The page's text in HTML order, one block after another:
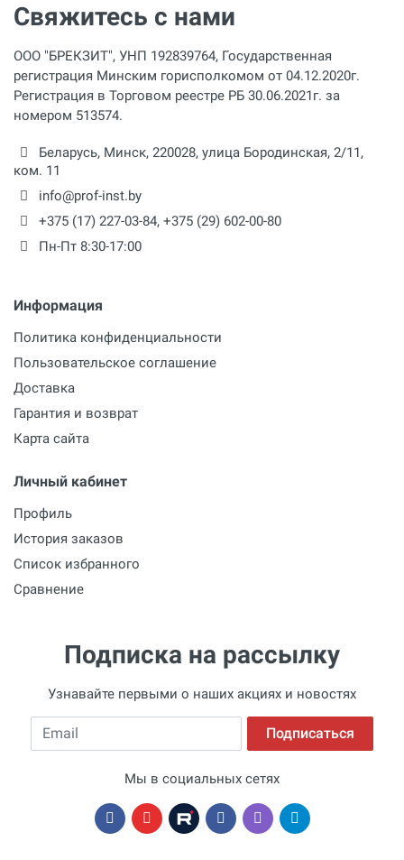
Максимальная температура
Объём
24 л
15 м
Резьбовое соединение
дюйм
Соединение
Длина шланга
м
Наличие колес
Размеры
Комплектация
Свяжитесь с нами
ООО "БРЕКЗИТ", УНП 192839764, Государственная
регистрация Минским горисполкомом от 04.12.2020г.
Регистрация в Торговом реестре РБ 30.06.2021г. за
номером 513574.
Беларусь, Минск, 220028, улица Бородинская, 2/11,
ком. 11
info@prof-inst.by
+375 (17) 227-03-84, +375 (29) 602-00-80
Пн-Пт 8:30-17:00
Информация
Политика конфиденциальности
Пользовательское соглашение
Доставка
Гарантия и возврат
Карта сайта
Личный кабинет
Профиль
История заказов
Список избранного
Сравнение
Подписка на рассылку
Узнавайте первыми о наших акциях и новостях
Email Подписаться
Мы в социальных сетях